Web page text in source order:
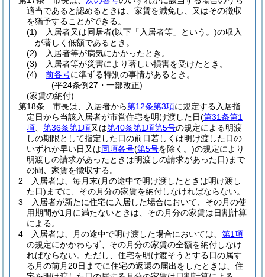
適当であると認めるときは、家賃を減免し、又はその徴収
を猶予することができる。
(1)
入居者又は同居者(以下「入居者等」という。)の収入
が著しく低額であるとき。
(2)
入居者等が病気にかかったとき。
(3)
入居者等が災害により著しい損害を受けたとき。
(4)
前各号に準ずる特別の事情があるとき。
(平24条例27・一部改正)
(家賃の納付)
第18条
市長は、入居者から第12条第3項に規定する入居指
定日から当該入居者が市営住宅を明け渡した日(第31条第1
項
第36条第1項又は第40条第1項第5号の規定による明渡
しの期限として指定した日の前日若しくは明け渡した日の
いずれか早い日又は同項各号(第5号を除く。)の規定により
明渡しの請求があったときは明渡しの請求があった日) まで
の間、家賃を徴収する。
2
入居者は、毎月末(月の途中で明け渡したときは明け渡し
た日) までに、その月分の家賃を納付しなければならない。
3
入居者が新たに住宅に入居した場合において、その月の使
用期間が1月に満たないときは、その月分の家賃は日割計算
による。
4
入居者は、月の途中で明け渡した場合においては、 第1項
の規定にかかわらず、その月分の家賃の全額を納付しなけ
ればならない。 ただし、住宅を明け渡そうとする日の属す
る月の前月20日までに住宅の返還の届出をしたときは、住